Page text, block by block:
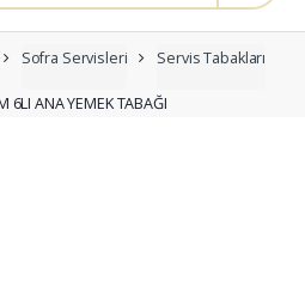
Sofra Servisleri Servis Tabakları
6LI ANA YEMEK TABAĞI